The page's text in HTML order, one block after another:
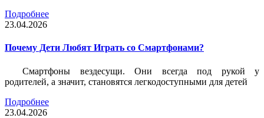
Подробнее
23.04.2026
Почему Дети Любят Играть со Смартфонами?
Смартфоны вездесущи. Они всегда под рукой у
родителей, а значит, становятся легкодоступными для детей
Подробнее
23.04.2026